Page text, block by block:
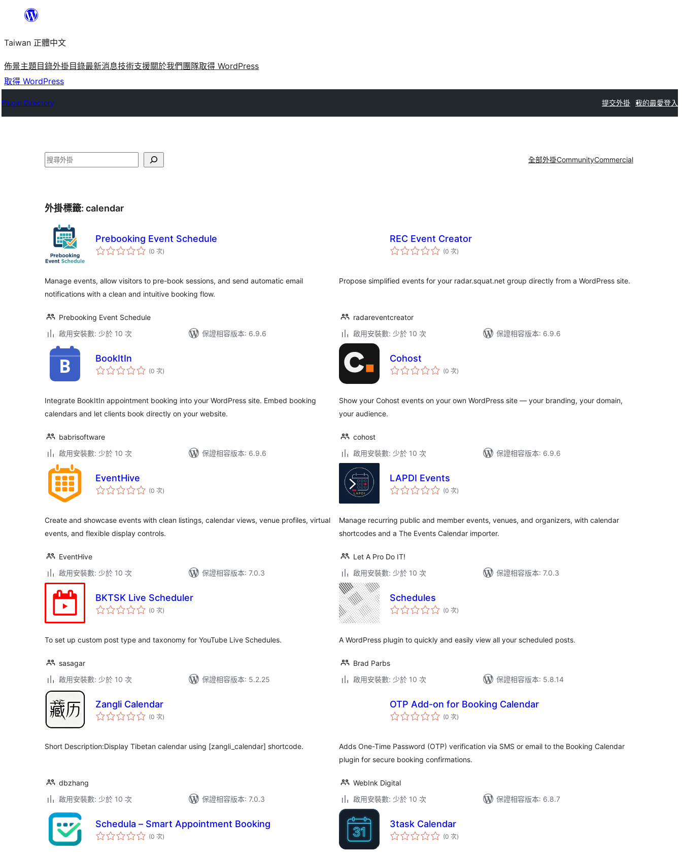
主
要
內
容
Taiwan 正體中文
佈景主題目錄外掛目錄最新消息技術支援關於我們 團隊取得 WordPress
取得 WordPress
Plugin Directory 提交外掛 我的最愛登入
搜
全部外掛CommunityCommercial
外掛標籤: calendar
Prebooking Event Schedule
(0 次評
分)
Manage events, allow visitors to pre-book sessions, and send automatic email
notifications with a clean and intuitive booking flow.
Prebooking Event Schedule
啟用安裝數: 少於 10 次
保證相容版本: 6.9.6
REC Event Creator
(0 次評
分)
Propose simplified events for your radar.squat.net group directly from a WordPress site.
radareventcreator
啟用安裝數: 少於 10 次
保證相容版本: 6.9.6
BookItIn
(0 次評
分)
Integrate BookItIn appointment booking into your WordPress site. Embed booking
calendars and let clients book directly on your website.
babrisoftware
啟用安裝數: 少於 10 次
保證相容版本: 6.9.6
Cohost
(0 次評
分)
Show your Cohost events on your own WordPress site — your branding, your domain,
your audience.
cohost
啟用安裝數: 少於 10 次
保證相容版本: 6.9.6
EventHive
(0 次評
分)
Create and showcase events with clean listings, calendar views, venue profiles, virtual
events, and flexible display controls.
EventHive
啟用安裝數: 少於 10 次
保證相容版本: 7.0.3
LAPDI Events
(0 次評
分)
Manage recurring public and member events, venues, and organizers, with calendar
shortcodes and a The Events Calendar importer.
Let A Pro Do IT!
啟用安裝數: 少於 10 次
保證相容版本: 7.0.3
BKTSK Live Scheduler
(0 次評
分)
To set up custom post type and taxonomy for YouTube Live Schedules.
sasagar
啟用安裝數: 少於 10 次
保證相容版本: 5.2.25
Schedules
(0 次評
分)
A WordPress plugin to quickly and easily view all your scheduled posts.
Brad Parbs
啟用安裝數: 少於 10 次
保證相容版本: 5.8.14
Zangli Calendar
(0 次評
分)
Short Description:Display Tibetan calendar using [zangli_calendar] shortcode.
dbzhang
啟用安裝數: 少於 10 次
保證相容版本: 7.0.3
OTP Add-on for Booking Calendar
(0 次評
分)
Adds One-Time Password (OTP) verification via SMS or email to the Booking Calendar
plugin for secure booking confirmations.
WebInk Digital
啟用安裝數: 少於 10 次
保證相容版本: 6.8.7
Schedula – Smart Appointment Booking
(0 次評
分)
3task Calendar
(0 次評
分)